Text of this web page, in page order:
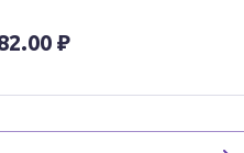
препарата во время
в период грудного
₽